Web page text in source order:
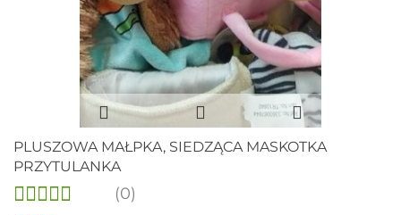
PLUSZOWA MAŁPKA, SIEDZĄCA MASKOTKA
PRZYTULANKA
(0)